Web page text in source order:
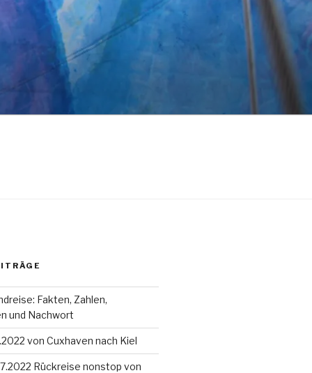
Fakten, Zahlen,
und Nachwort
von Cuxhaven nach Kiel
Rückreise nonstop von